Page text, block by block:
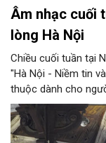
Âm nhạc cuối
lòng Hà Nội
Chiều cuối tuần tại
"Hà Nội - Niềm tin
thuộc dành cho
điệu jazz kinh điển
diễn của NSƯT
Club, mở ra một